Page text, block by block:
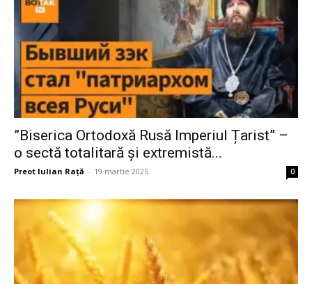
”Biserica Ortodoxă Rusă Imperiul Țarist” –
o sectă totalitară și extremistă...
Preot Iulian Raţă - 19 martie 2025 0